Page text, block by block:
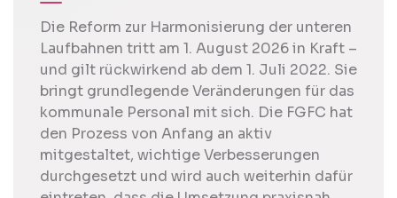
Die Reform zur Harmonisierung der unteren
Laufbahnen tritt am 1. August 2026 in Kraft –
und gilt rückwirkend ab dem 1. Juli 2022. Sie
bringt grundlegende Veränderungen für das
kommunale Personal mit sich. Die FGFC hat
den Prozess von Anfang an aktiv
mitgestaltet, wichtige Verbesserungen
durchgesetzt und wird auch weiterhin dafür